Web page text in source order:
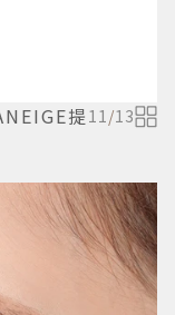
提 11/13